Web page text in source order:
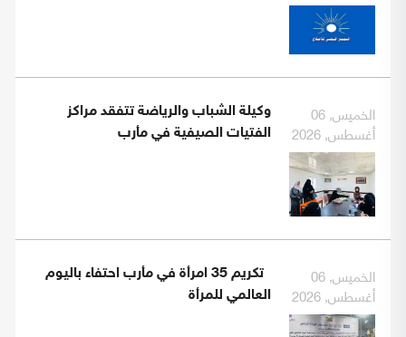
الخميس, 06
أغسطس, 2026
وكيلة الشباب والرياضة تتفقد مراكز
الفتيات الصيفية في مأرب
الخميس, 06
أغسطس, 2026
تكريم 35 امرأة في مأرب احتفاء باليوم
العالمي للمرأة